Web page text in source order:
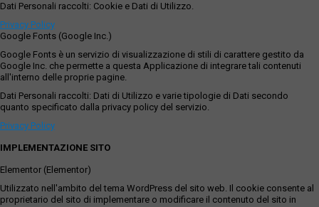
Dati Personali raccolti: Cookie e Dati di Utilizzo.
Privacy Policy
Google Fonts (Google Inc.)
Google Fonts è un servizio di visualizzazione di stili di carattere gestito da
Google Inc. che permette a questa Applicazione di integrare tali contenuti
all'interno delle proprie pagine.
Dati Personali raccolti: Dati di Utilizzo e varie tipologie di Dati secondo
quanto specificato dalla privacy policy del servizio.
Privacy Policy
IMPLEMENTAZIONE SITO
Elementor (Elementor)
Utilizzato nell'ambito del tema WordPress del sito web. Il cookie consente al
proprietario del sito di implementare o modificare il contenuto del sito in